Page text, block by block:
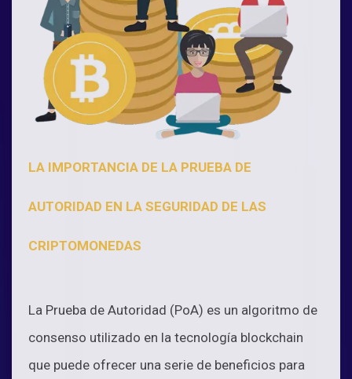
LA IMPORTANCIA DE LA PRUEBA DE
AUTORIDAD EN LA SEGURIDAD DE LAS
CRIPTOMONEDAS
La Prueba de Autoridad (PoA) es un algoritmo de
consenso utilizado en la tecnología blockchain
que puede ofrecer una serie de beneficios para